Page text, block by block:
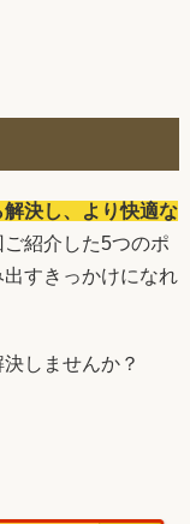
決し、より快適な
紹介した5つのポ
すきっかけになれ
しませんか？